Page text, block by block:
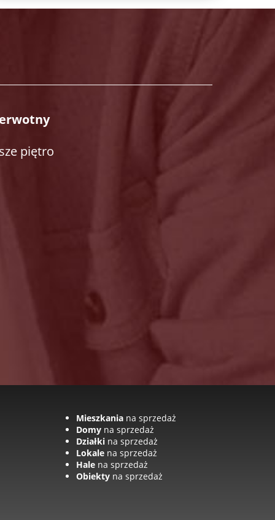
piętro
Mieszkaniana sprzedaż
Domyna sprzedaż
Działkina sprzedaż
Lokalena sprzedaż
Halena sprzedaż
Obiektyna sprzedaż